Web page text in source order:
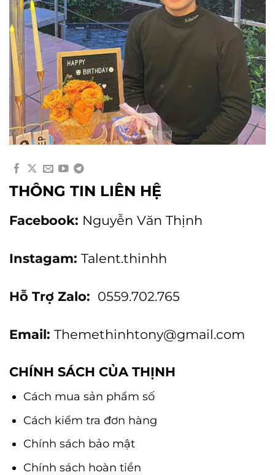
THÔNG TIN LIÊN HỆ
Facebook: Nguyễn Văn Thịnh
Instagam: Talent.thinhh
Hỗ Trợ Zalo: 0559.702.765
Email: Themethinhtony@gmail.com
CHÍNH SÁCH CỦA THỊNH
Cách mua sản phẩm số
Cách kiểm tra đơn hàng
Chính sách bảo mật
Chính sách hoàn tiền